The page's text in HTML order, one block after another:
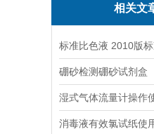
相关文
标准比色液 2010版
硼砂检测硼砂试剂盒
湿式气体流量计操作
消毒液有效氯试纸使